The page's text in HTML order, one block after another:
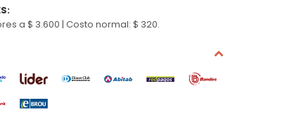
:
a $ 3.600 | Costo normal: $ 320.